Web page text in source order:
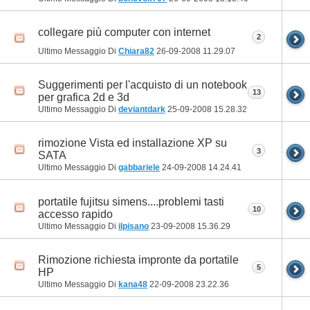
collegare più computer con internet
Ultimo Messaggio Di Chiara82 26-09-2008 11.29.07
2
Suggerimenti per l'acquisto di un notebook
per grafica 2d e 3d
Ultimo Messaggio Di deviantdark 25-09-2008 15.28.32
13
rimozione Vista ed installazione XP su
SATA
Ultimo Messaggio Di gabbariele 24-09-2008 14.24.41
3
portatile fujitsu simens....problemi tasti
accesso rapido
Ultimo Messaggio Di ilpisano 23-09-2008 15.36.29
10
Rimozione richiesta impronte da portatile
HP
Ultimo Messaggio Di kana48 22-09-2008 23.22.36
5